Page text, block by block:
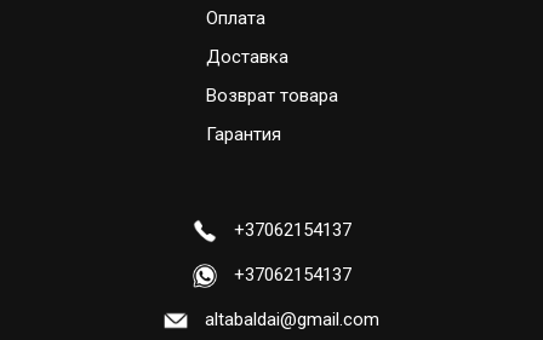
Оплата
Доставка
Возврат товара
Гарантия
+37062154137
+37062154137
altabaldai@gmail.com